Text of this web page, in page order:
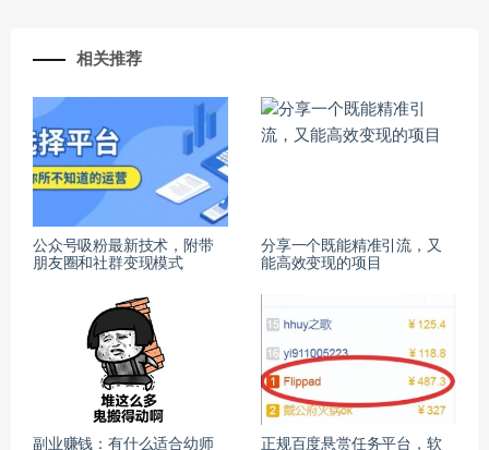
相关推荐
公众号吸粉最新技术，附带
朋友圈和社群变现模式
分享一个既能精准引流，又
能高效变现的项目
副业赚钱：有什么适合幼师 正规百度悬赏任务平台，软